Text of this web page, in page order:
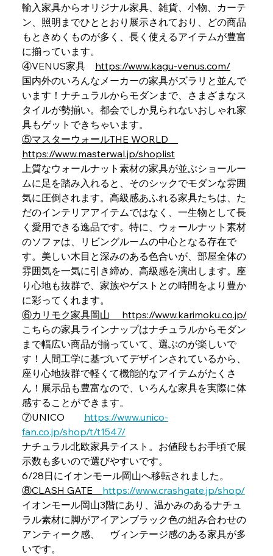
輸入家具からオリジナル家具、雑貨、小物、カーテ
ン、照明までひととおり展示されており、どの商品
もときめくものが多く、長く使えるアイテムが豊富
に揃っています。
④VENUS家具 https://www.kagu-venus.com/
国内外のいろんなメーカーの家具がズラリと並んで
います！ナチュラルからモダンまで、さまざまなス
タイルが勢揃い。都会でしか見られないおしゃれ家
具もゲットできちゃいます。
⑤マスターウォールTHE WORLD
https://www.masterwal.jp/shoplist
上質なウォールナット素材の家具が並ぶショールー
ムに足を踏み入れると、そのシックでモダンな雰囲
気に圧倒されます。高級感あふれる家具たちは、た
だのインテリアアイテムではなく、一生物として長
く愛用できる逸品です。特に、ウォールナット素材
のソファは、リビングルームの中心となる存在で
す。美しい木目と深みのある色合いが、部屋全体の
雰囲気を一気に引き締め、高級感を演出します。座
り心地も抜群で、家族やゲストとの時間をより豊か
に彩ってくれます。
⑥カリモク家具岡山 https://www.karimoku.co.jp/
こちらの家具ラインナップはナチュラルからモダン
まで幅広い商品が揃っていて、選ぶのが楽しいで
す！人間工学に基づいてデザインされているから、
座り心地抜群で軽くて機能的なアイテムがたくさ
ん！展示品も豊富なので、いろんな家具を実際に体
感することができます。
⑦UNICO https://www.unico-
fan.co.jp/shop/t/t1547/
ナチュラル北欧家具テイスト。お値段もお手頃で展
示数も多いので選びやすいです。
6/28日にイオンモール岡山へ移転されました。
⑧CLASH GATE https://www.crashgate.jp/shop/
イオンモール岡山3階にあり、温かみのあるナチュ
ラル素材に脚がアイアンブラック色の組み合わせの
アンティーク感、　ヴィンテージ感のある家具が多
いです。